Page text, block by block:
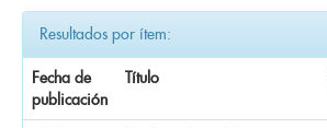
Resultados por ítem:
Fecha de
publicación
Título